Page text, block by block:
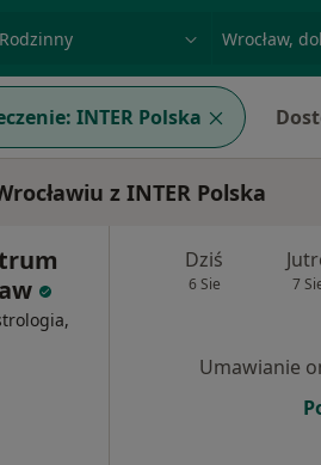
miasto lub
INTER Polska
z INTER Polska
Dziś
6 Sie 7
Umawianie